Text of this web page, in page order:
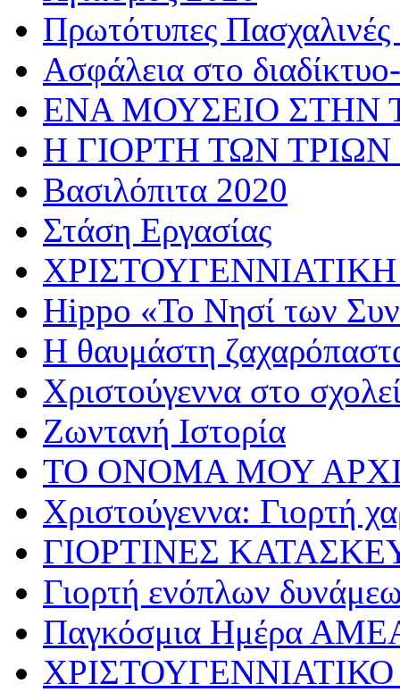
Πρωτότυπες Πασχαλινές
Ασφάλεια στο
ΕΝΑ ΜΟΥΣΕΙΟ ΣΤΗΝ
Η ΓΙΟΡΤΗ ΤΩΝ
Βασιλόπιτα 2020
Στάση Εργασίας
Hippo «Το Νησί των
Η θαυμάστη
Χριστούγεννα στο
Ζωντανή Ιστορία
ΤΟ ΟΝΟΜΑ ΜΟΥ
Χριστούγεννα: Γιορτή
ΓΙΟΡΤΙΝΕΣ
Γιορτή ενόπλων
Παγκόσμια Ημέρα